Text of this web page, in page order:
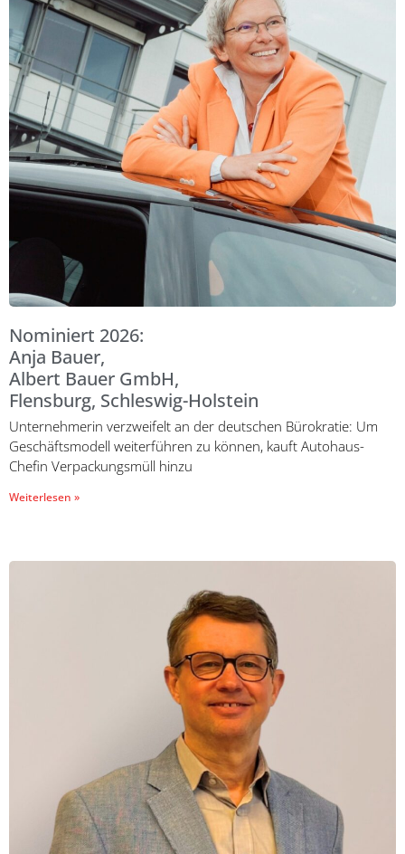
Nominiert 2026:
Anja Bauer,
Albert Bauer GmbH,
Flensburg, Schleswig-Holstein
Unternehmerin verzweifelt an der deutschen Bürokratie: Um
Geschäftsmodell weiterführen zu können, kauft Autohaus-
Chefin Verpackungsmüll hinzu
Weiterlesen »